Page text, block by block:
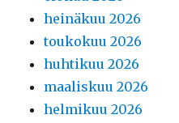
heinäkuu 2026
toukokuu 2026
huhtikuu 2026
maaliskuu 2026
helmikuu 2026